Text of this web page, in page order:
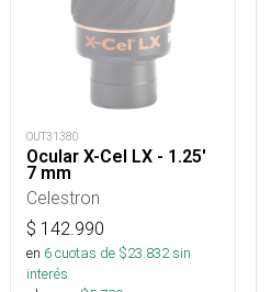
OUT31380
Ocular X-Cel LX - 1.25'
7 mm
Celestron
$ 142.990
en 6cuotas de $23.832sin
interés